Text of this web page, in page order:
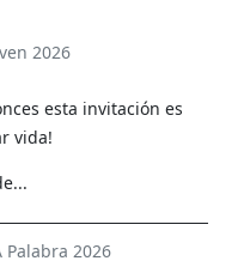
2026
esta invitación es
vida!
Palabra 2026